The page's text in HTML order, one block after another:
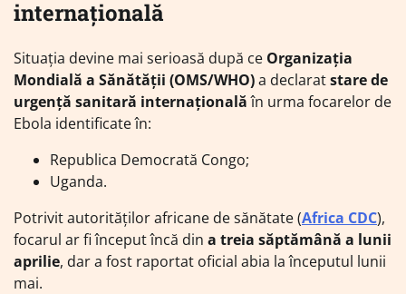
internațională
Situația devine mai serioasă după ce Organizația
Mondială a Sănătății (OMS/WHO)a declaratstare de
urgență sanitară internaționalăîn urma focarelor de
Ebola identificate în:
Republica Democrată Congo;
Uganda.
Potrivit autorităților africane de sănătate (Africa CDC),
focarul ar fi început încă din a treia săptămână a lunii
aprilie, dar a fost raportat oficial abia la începutul lunii
mai.